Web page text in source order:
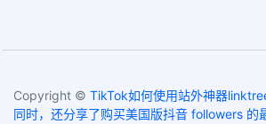
Copyright © TikTok如何使用站外神器
同时，还分享了购买美国版抖音 followers 的